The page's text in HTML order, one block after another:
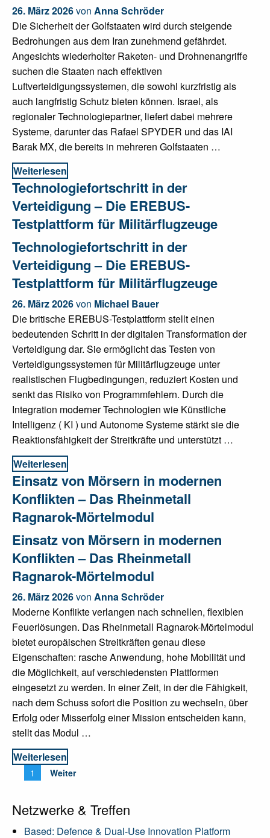
26. März 2026von Anna Schröder
Die Sicherheit der Golfstaaten wird durch steigende
Bedrohungen aus dem Iran zunehmend gefährdet.
Angesichts wiederholter Raketen- und Drohnenangriffe
suchen die Staaten nach effektiven
Luftverteidigungssystemen, die sowohl kurzfristig als
auch langfristig Schutz bieten können. Israel, als
regionaler Technologiepartner, liefert dabei mehrere
Systeme, darunter das Rafael SPYDER und das IAI
Barak MX, die bereits in mehreren Golfstaaten …
Weiterlesen
Technologiefortschritt in der
Verteidigung – Die EREBUS-
Testplattform für Militärflugzeuge
Technologiefortschritt in der
Verteidigung – Die EREBUS-
Testplattform für Militärflugzeuge
26. März 2026von Michael Bauer
Die britische EREBUS-Testplattform stellt einen
bedeutenden Schritt in der digitalen Transformation der
Verteidigung dar. Sie ermöglicht das Testen von
Verteidigungssystemen für Militärflugzeuge unter
realistischen Flugbedingungen, reduziert Kosten und
senkt das Risiko von Programmfehlern. Durch die
Integration moderner Technologien wie Künstliche
Intelligenz ( KI ) und Autonome Systeme stärkt sie die
Reaktionsfähigkeit der Streitkräfte und unterstützt …
Weiterlesen
Einsatz von Mörsern in modernen
Konflikten – Das Rheinmetall
Ragnarok-Mörtelmodul
Einsatz von Mörsern in modernen
Konflikten – Das Rheinmetall
Ragnarok-Mörtelmodul
26. März 2026von Anna Schröder
Moderne Konflikte verlangen nach schnellen, flexiblen
Feuerlösungen. Das Rheinmetall Ragnarok-Mörtelmodul
bietet europäischen Streitkräften genau diese
Eigenschaften: rasche Anwendung, hohe Mobilität und
die Möglichkeit, auf verschiedensten Plattformen
eingesetzt zu werden. In einer Zeit, in der die Fähigkeit,
nach dem Schuss sofort die Position zu wechseln, über
Erfolg oder Misserfolg einer Mission entscheiden kann,
stellt das Modul …
Weiterlesen
Seitennummerierung
Beiträge
1 Weiter
Netzwerke & Treffen
Based: Defence & Dual-Use Innovation Platform